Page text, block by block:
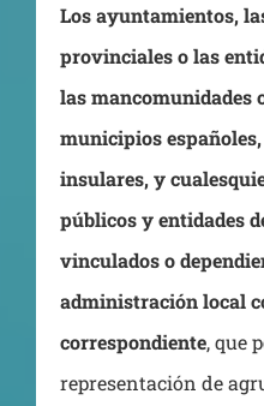
Los ayuntamientos,
provinciales o las
las mancomunidades
municipios
insulares, y
públicos y entidades
vinculados o
administración local
correspondiente, que
representación de